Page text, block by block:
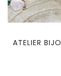
ATELIER